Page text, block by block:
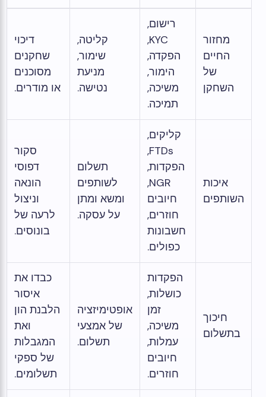
מחזור
החיים
של
השחקן
רישום,
KYC,
הפקדה,
הימור,
משיכה,
תמיכה.
קליטה,
שימור,
מניעת
נטישה.
דיכוי
שחקנים
מסוכנים
או מודרים.
איכות
השותפים
קליקים,
FTDs,
הפקדות,
NGR,
חיובים
חוזרים,
חשבונות
כפולים.
תשלום
לשותפים
ומשא ומתן
על עסקה.
סקור
דפוסי
הונאה
וניצול
לרעה של
בונוסים.
חיכוך
בתשלום
הפקדות
כושלות,
זמן
משיכה,
עמלות,
חיובים
חוזרים.
אופטימיזציה
של אמצעי
תשלום.
כבדו את
איסור
הלבנת הון
ואת
המגבלות
של ספקי
תשלומים.